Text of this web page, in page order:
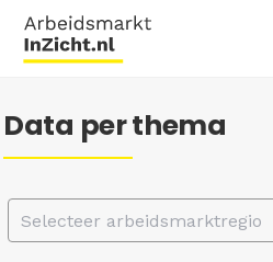
Data per thema
Selecteer arbeidsmarktregio